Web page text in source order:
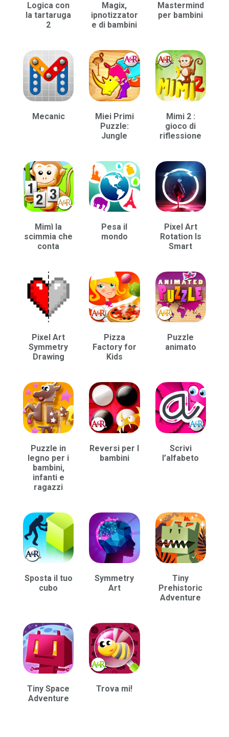
Logica con
la tartaruga
2
Magix,
ipnotizzator
e di bambini
Mastermind
per bambini
Mecanic
Miei Primi
Puzzle:
Jungle
Mimi 2 :
gioco di
riflessione
Mimì la
scimmia che
conta
Pesa il
mondo
Pixel Art
Rotation Is
Smart
Pixel Art
Symmetry
Drawing
Pizza
Factory for
Kids
Puzzle
animato
Puzzle in
legno per i
bambini,
infanti e
ragazzi
Reversi per I
bambini
Scrivi
l’alfabeto
Sposta il tuo
cubo
Symmetry
Art
Tiny
Prehistoric
Adventure
Tiny Space
Adventure
Trova mi!